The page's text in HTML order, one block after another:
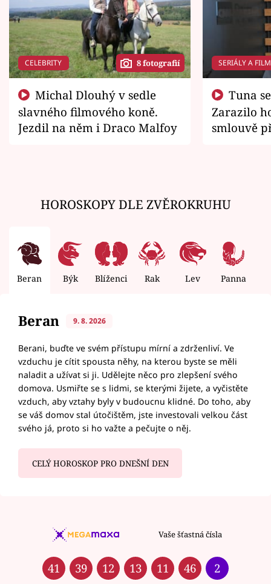
CELEBRITY 8 fotografií
slavného filmového koně.
Jezdil na něm i Draco Malfoy
SERIÁLY A
Zarazilo
smlouvě
HOROSKOPY DLE ZVĚROKRUHU
Beran Býk Blíženci Rak Lev Panna
Beran 9. 8. 2026
Berani, buďte ve svém přístupu mírní a zdrženliví. Ve
vzduchu je cítit spousta něhy, na kterou byste se měli
naladit a užívat si ji. Udělejte něco pro zlepšení svého
domova. Usmiřte se s lidmi, se kterými žijete, a vyčistěte
vzduch, aby vztahy byly v budoucnu klidné. Do toho, aby
se váš domov stal útočištěm, jste investovali velkou část
svého já, proto si ho važte a pečujte o něj.
CELÝ HOROSKOP PRO DNEŠNÍ DEN
Vaše šťastná čísla
41 39 12 13 11 46 2